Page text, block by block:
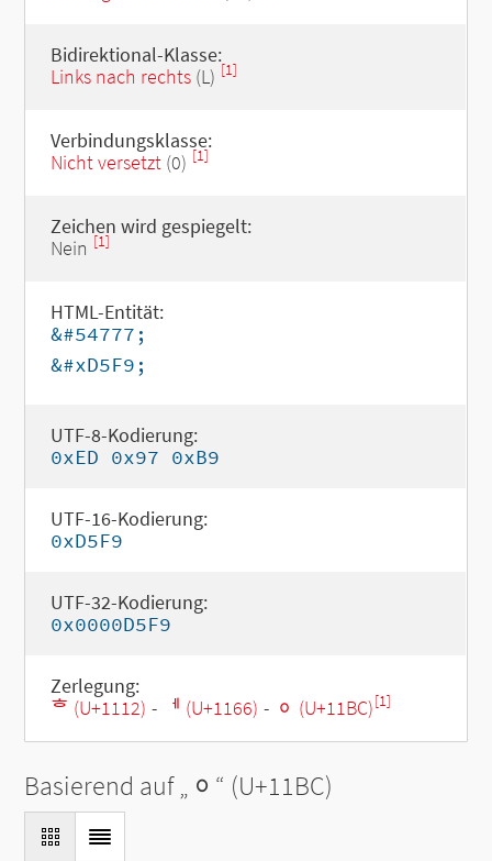
Bidirektional-Klasse:
Links nach rechts(L) [1]
Verbindungsklasse:
Nicht versetzt(0) [1]
Zeichen wird gespiegelt:
Nein [1]
HTML-Entität:
&#54777;
&#xD5F9;
UTF-8-Kodierung:
0xED 0x97 0xB9
UTF-16-Kodierung:
0xD5F9
UTF-32-Kodierung:
0x0000D5F9
Zerlegung:
ᄒ (U+1112) - ᅦ (U+1166) - ᆼ (U+11BC)[1]
Basierend auf „ ᆼ “ (U+11BC)